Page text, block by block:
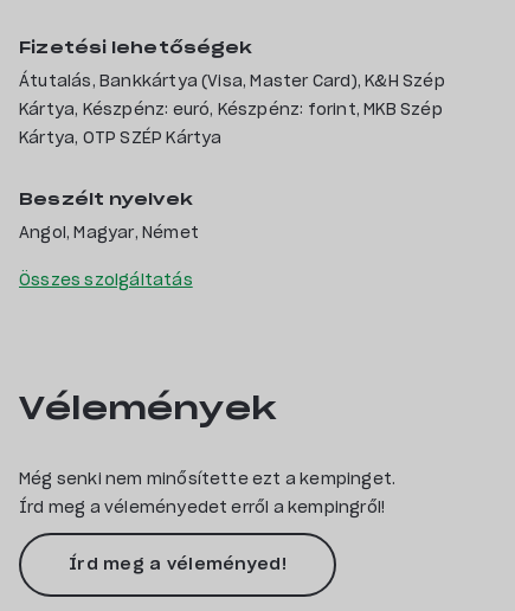
Fizetési lehetőségek
Átutalás, Bankkártya (Visa, Master Card), K&H Szép
Kártya, Készpénz: euró, Készpénz: forint, MKB Szép
Kártya, OTP SZÉP Kártya
Beszélt nyelvek
Angol, Magyar, Német
Összes szolgáltatás
Vélemények
Még senki nem minősítette ezt a kempinget.
Írd meg a véleményedet erről a kempingről!
Írd meg a véleményed!